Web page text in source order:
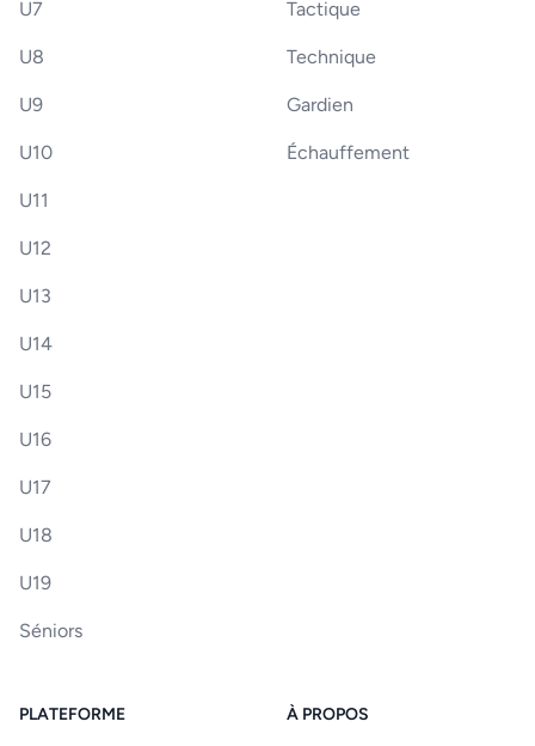
U7
U8
U9
U10
U11
U12
U13
U14
U15
U16
U17
U18
U19
Séniors
Tactique
Technique
Gardien
Échauffement
PLATEFORME À PROPOS